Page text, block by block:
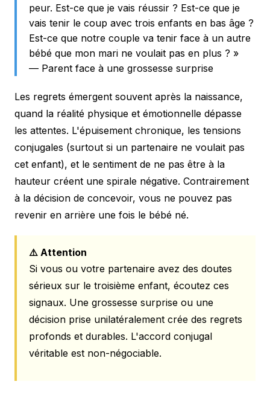
peur. Est-ce que je vais réussir ? Est-ce que je
vais tenir le coup avec trois enfants en bas âge ?
Est-ce que notre couple va tenir face à un autre
bébé que mon mari ne voulait pas en plus ? »
— Parent face à une grossesse surprise
Les regrets émergent souvent après la naissance,
quand la réalité physique et émotionnelle dépasse
les attentes. L'épuisement chronique, les tensions
conjugales (surtout si un partenaire ne voulait pas
cet enfant), et le sentiment de ne pas être à la
hauteur créent une spirale négative. Contrairement
à la décision de concevoir, vous ne pouvez pas
revenir en arrière une fois le bébé né.
⚠️ Attention
Si vous ou votre partenaire avez des doutes
sérieux sur le troisième enfant, écoutez ces
signaux. Une grossesse surprise ou une
décision prise unilatéralement crée des regrets
profonds et durables. L'accord conjugal
véritable est non-négociable.